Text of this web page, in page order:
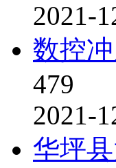
2021-
数控
479
2021-
华坪